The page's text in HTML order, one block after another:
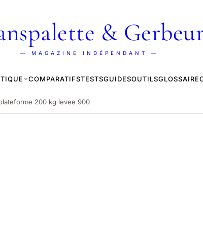
&
— MAGAZINE INDÉPENDANT —
COMPARATIFSTESTSGUIDESOUTILSGLOSSAIRE
200 kg levee 900